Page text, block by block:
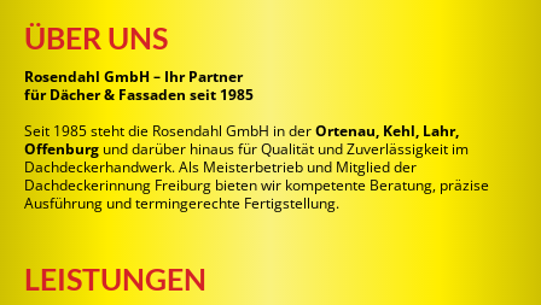
ÜBER UNS
Rosendahl GmbH – Ihr Partner
für Dächer & Fassaden seit 1985
Seit 1985 steht die Rosendahl GmbH in derOrtenau, Kehl, Lahr,
Offenburg und darüber hinaus für Qualität und Zuverlässigkeit im
Dachdeckerhandwerk. Als Meisterbetrieb und Mitglied der
Dachdeckerinnung Freiburg bieten wir kompetente Beratung, präzise
Ausführung und termingerechte Fertigstellung.
LEISTUNGEN